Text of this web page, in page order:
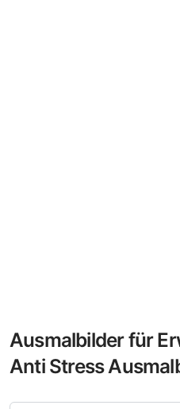
Ausmalbilder für
Anti Stress